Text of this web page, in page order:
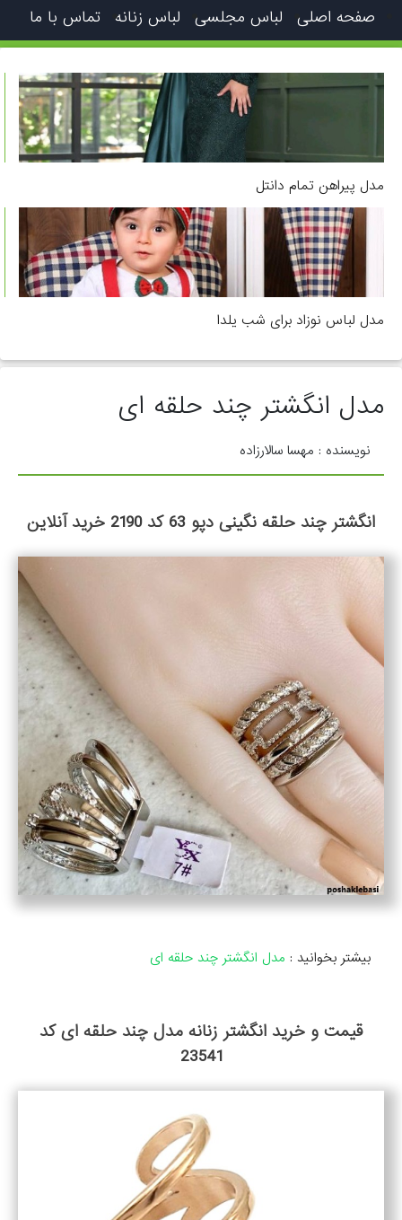
صفحه اصلی لباس مجلسی لباس زنانه تماس با ما
مدل پیراهن تمام دانتل
مدل لباس نوزاد برای شب یلدا
مدل انگشتر چند حلقه ای
نویسنده : مهسا سالارزاده
انگشتر چند حلقه نگینی دپو 63 کد 2190 خرید آنلاین
بیشتر بخوانید : مدل انگشتر چند حلقه ای
قیمت و خرید انگشتر زنانه مدل چند حلقه ای کد
23541